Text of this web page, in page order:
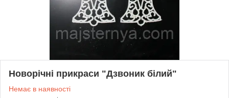
Новорічні прикраси "Дзвоник білий"
Немає в наявності